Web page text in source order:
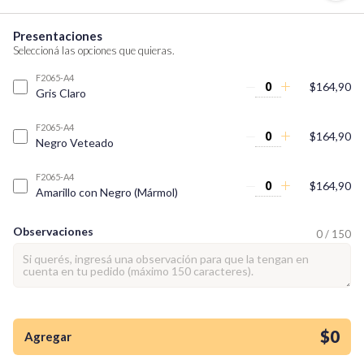
tienda así para mi
emprendimiento!
Presentaciones
Seleccioná las opciones que quieras.
F2065-A4
Gris Claro $164,90
F2065-A4
Negro Veteado $164,90
F2065-A4
Amarillo con Negro (Mármol) $164,90
Observaciones 0 / 150
Agregar $0